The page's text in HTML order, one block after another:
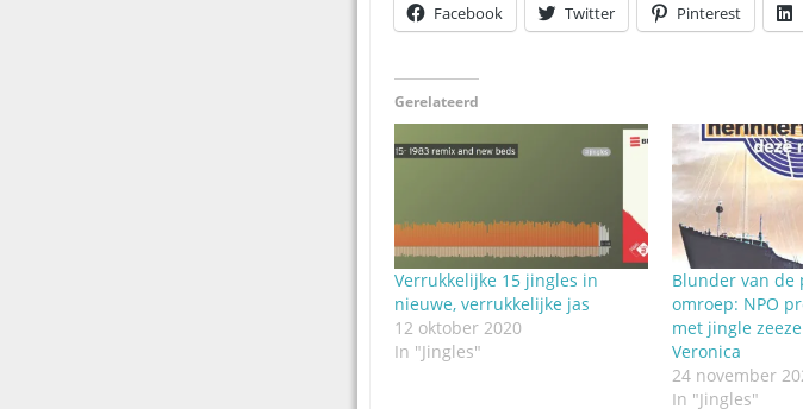
Facebook Twitter Pinterest
Gerelateerd
Verrukkelijke 15 jingles in
nieuwe, verrukkelijke jas
12 oktober 2020
In "Jingles"
Blunder van de
omroep: NPO
met jingle
Veronica
24 november
In "Jingles"